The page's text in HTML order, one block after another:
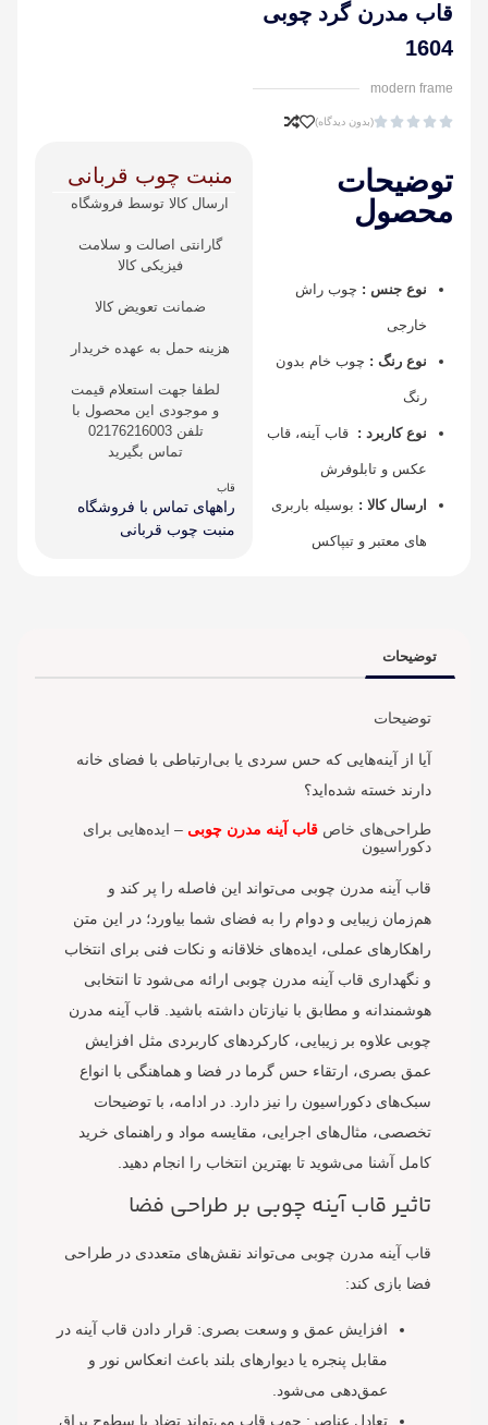
قاب مدرن گرد چوبی
1604
modern frame




(بدون دیدگاه)
توضیحات
محصول
نوع جنس : چوب راش
خارجی
نوع رنگ : چوب خام بدون
رنگ
نوع کاربرد : قاب آینه، قاب
عکس و تابلوفرش
ارسال کالا : بوسیله باربری
های معتبر و تیپاکس
منبت چوب قربانی
ارسال کالا توسط فروشگاه
گارانتی اصالت و سلامت
فیزیکی کالا
ضمانت تعویض کالا
هزینه حمل به عهده خریدار
لطفا جهت استعلام قیمت
و موجودی این محصول با
تلفن 02176216003
تماس بگیرید
قاب
راههای تماس با فروشگاه
منبت چوب قربانی
توضیحات
توضیحات
آیا از آینه‌هایی که حس سردی یا بی‌ارتباطی با فضای خانه
دارند خسته شده‌اید؟
طراحی‌های خاص قاب آینه مدرن چوبی – ایده‌هایی برای
دکوراسیون
قاب آینه مدرن چوبی می‌تواند این فاصله را پر کند و
هم‌زمان زیبایی و دوام را به فضای شما بیاورد؛ در این متن
راهکارهای عملی، ایده‌های خلاقانه و نکات فنی برای انتخاب
و نگهداری قاب آینه مدرن چوبی ارائه می‌شود تا انتخابی
هوشمندانه و مطابق با نیازتان داشته باشید. قاب آینه مدرن
چوبی علاوه بر زیبایی، کارکردهای کاربردی مثل افزایش
عمق بصری، ارتقاء حس گرما در فضا و هماهنگی با انواع
سبک‌های دکوراسیون را نیز دارد. در ادامه، با توضیحات
تخصصی، مثال‌های اجرایی، مقایسه مواد و راهنمای خرید
کامل آشنا می‌شوید تا بهترین انتخاب را انجام دهید.
تاثیر قاب آینه چوبی بر طراحی فضا
قاب آینه مدرن چوبی می‌تواند نقش‌های متعددی در طراحی
فضا بازی کند:
افزایش عمق و وسعت بصری: قرار دادن قاب آینه در
مقابل پنجره یا دیوارهای بلند باعث انعکاس نور و
عمق‌دهی می‌شود.
تعادل عناصر: چوب قاب می‌تواند تضاد با سطوح براق